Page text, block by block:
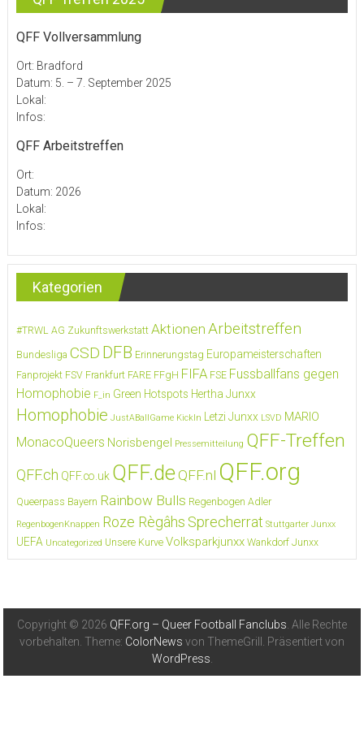
QFF Vollversammlung
Ort: Bradford
Datum: 5. – 7. September 2025
Lokal:
Infos:
QFF Arbeitstreffen
Ort:
Datum: 2026
Lokal:
Infos:
Kategorien
#TRWL AG Zukunftswerkstatt Aktionen Arbeitstreffen
Bundesliga CSD DFB Erinnerungstag Europameisterschaften
Fanprojekt FSV Frankfurt FARE FFgH FIFA FSE Fussballfans gegen
Homophobie F_in Green Hotspots Hertha Junxx
Homophobie JustABallGame KickIn Letzi Junxx LSVD MARIO
MonacoQueers Norisbengel Pressemitteilung QFF-Treffen
QFF.ch QFF.co.uk QFF.de QFF.nl QFF.org
Queerpass Bayern Rainbow Bulls Regenbogen Adler
RegenbogenKnappen Roze Règâhs Sprecherrat Stuttgarter Junxx
UEFA Uncategorized Unsere Kurve Volksparkjunxx Wankdorf Junxx
Copyright © 2026 QFF.org – Queer Football Fanclubs . Alle Rechte
vorbehalten. Theme: ColorNews von ThemeGrill. Präsentiert von
WordPress